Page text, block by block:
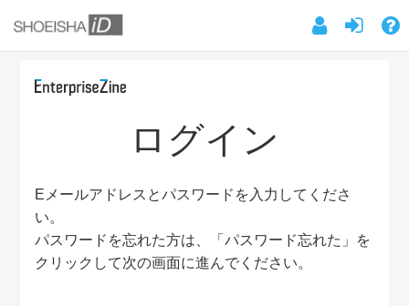
ログイン
Eメールアドレスとパスワードを入力してくださ
い。
パスワードを忘れた方は、「パスワード忘れた」を
クリックして次の画面に進んでください。